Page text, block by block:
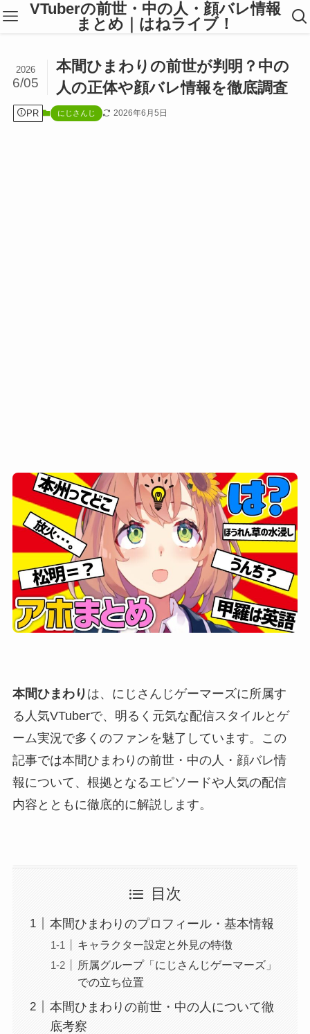
VTuberの前世・中の人・顔バレ情報
まとめ｜はねライブ！
本間ひまわりの前世が判明？中の
人の正体や顔バレ情報を徹底調査
2026
6/05
PR にじさんじ 2026年6月5日
本間ひまわり は、にじさんじゲーマーズに所属す
る人気VTuberで、明るく元気な配信スタイルとゲ
ーム実況で多くのファンを魅了しています。この
記事では本間ひまわりの前世・中の人・顔バレ情
報について、根拠となるエピソードや人気の配信
内容とともに徹底的に解説します。
目次
本間ひまわりのプロフィール・基本情報
キャラクター設定と外見の特徴
所属グループ「にじさんじゲーマーズ」
での立ち位置
本間ひまわりの前世・中の人について徹
底考察